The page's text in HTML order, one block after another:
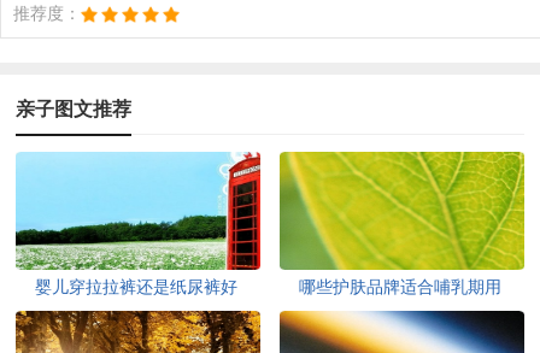
推荐度：
亲子图文推荐
婴儿穿拉拉裤还是纸尿裤好 哪些护肤品牌适合哺乳期用